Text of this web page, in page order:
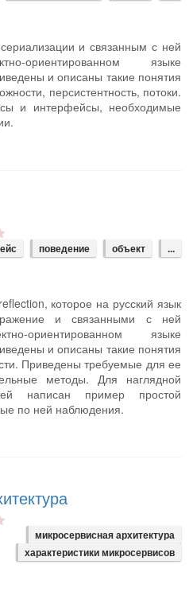
и связанным с ней
ориентированном языке
и описаны такие понятия
персистентность, потоки.
и интерфейсы, необходимые
поведение объект ...
которое на русский язык
и связанными с ней
ориентированном языке
и описаны такие понятия
Приведены требуемые для ее
методы. Для наглядной
написан пример простой
по ней наблюдения.
микросервисная архитектура
характеристики микросервисов